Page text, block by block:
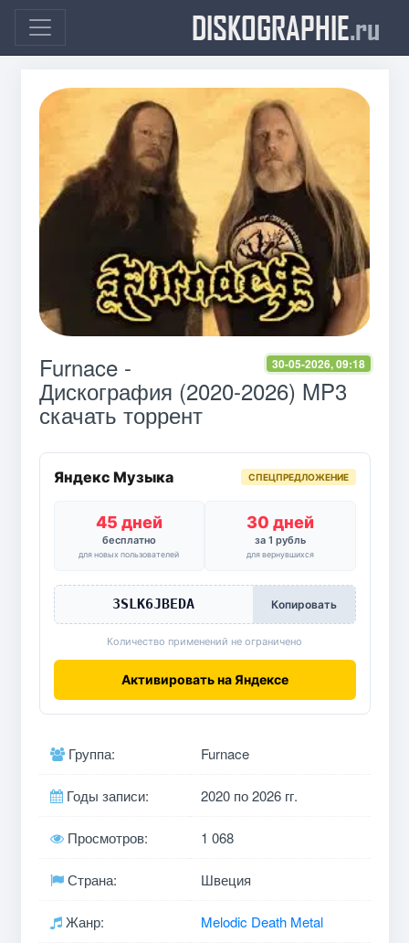
DISKOGRAPHIE.ru
30-05-2026, 09:18
Furnace -
Дискография (2020-2026) MP3
скачать торрент
Яндекс Музыка СПЕЦПРЕДЛОЖЕНИЕ
45 дней
бесплатно
для новых пользователей
30 дней
за 1 рубль
для вернувшихся
3SLK6JBEDA Копировать
Количество применений не ограничено
Активировать на Яндексе
Группа: Furnace
Годы записи: 2020 по 2026 гг.
Просмотров: 1 068
Страна: Швеция
Жанр: Melodic Death Metal